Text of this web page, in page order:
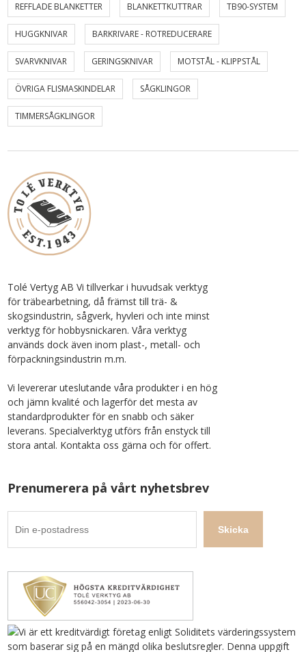
REFFLADE BLANKETTER BLANKETTKUTTRAR TB90-SYSTEM
HUGGKNIVAR BARKRIVARE - ROTREDUCERARE
SVARVKNIVAR GERINGSKNIVAR MOTSTÅL - KLIPPSTÅL
ÖVRIGA FLISMASKINDELAR SÅGKLINGOR
TIMMERSÅGKLINGOR
Tolé Vertyg AB Vi tillverkar i huvudsak verktyg
för träbearbetning, då främst till trä- &
skogsindustrin, sågverk, hyvleri och inte minst
verktyg för hobbysnickaren. Våra verktyg
används dock även inom plast-, metall- och
förpackningsindustrin m.m.
Vi levererar uteslutande våra produkter i en hög
och jämn kvalité och lagerför det mesta av
standardprodukter för en snabb och säker
leverans. Specialverktyg utförs från enstyck till
stora antal. Kontakta oss gärna och för offert.
Prenumerera på vårt nyhetsbrev